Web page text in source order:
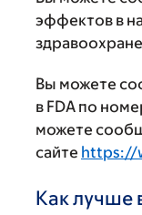
эффектов в
Вы можете
в FDA по
можете
сайте https://
Как лучше